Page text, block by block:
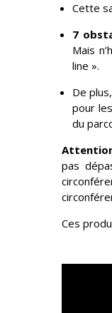
Cette
7
Mais
line ».
De
pour
du
pas
Ces